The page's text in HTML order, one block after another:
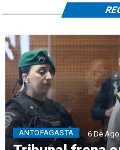
ANTOFAGASTA 6 De